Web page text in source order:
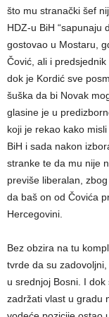
što mu stranački šef
HDZ-u BiH “sapunaju
gostovao u Mostaru,
Čović, ali i
dok je Kordić sve
šuška da bi Novak
glasine je u
koji je rekao kako
BiH i sada nakon
stranke te da mu nije
previše liberalan,
da baš on od Čovića
Hercegovini.
Bez obzira na tu
tvrde da su
u srednjoj Bosni. I
zadržati vlast u gradu